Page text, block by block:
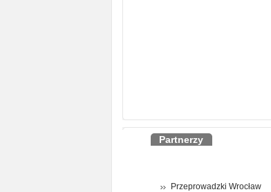
Partnerzy
Przeprowadzki Wrocław